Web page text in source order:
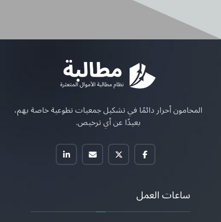
المحامون أحرار دائمًا في تشكيل جمعيات تطوعية خاصة بهم،
بعيدًا عن أي ترخيص.
ساعات العمل